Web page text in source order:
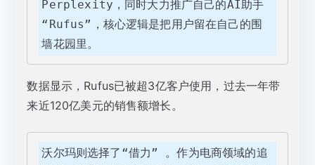
Perplexity，同时大力推广自己的AI助手
“Rufus”，核心逻辑是把用户留在自己的围
墙花园里。
数据显示，Rufus已被超3亿客户使用，过去一年带
来近120亿美元的销售额增长。
沃尔玛则选择了“借力” 。作为电商领域的追